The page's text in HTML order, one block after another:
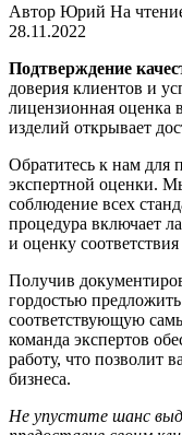
Автор Юрий На
28.11.2022
Подтверждение
доверия клиентов и
лицензионная
изделий открывает
Обратитесь к нам для
экспертной оценки.
соблюдение всех
процедура включает
и оценку
Получив
гордостью
соответствующую
команда экспертов
работу, что позволит
бизнеса.
Не упустите шанс